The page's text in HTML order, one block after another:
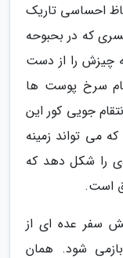
احساسی تاریک
که در بحبوحه
چیزش را از دست
سرخ پوست ها
جویی کور این
می تواند زمینه
را شکل دهد که
است.
سفر عده ای از
شود. همان